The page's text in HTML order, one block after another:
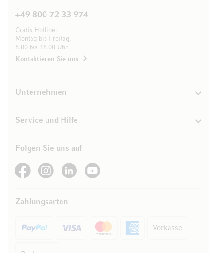
+49 800 72 33 974
Gratis Hotline:
Montag bis Freitag,
8.00 bis 18.00 Uhr
Kontaktieren Sie uns
Unternehmen
Service und Hilfe
Folgen Sie uns auf
See our FacebookSee our Instagram account
See our LinkedInSee our YouTube channel
Zahlungsarten
Vorkasse